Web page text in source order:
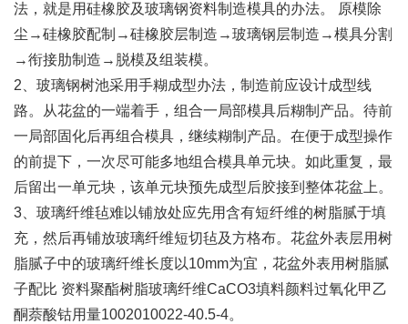
法，就是用硅橡胶及玻璃钢资料制造模具的办法。 原模除
尘→硅橡胶配制→硅橡胶层制造→玻璃钢层制造→模具分割
→衔接肋制造→脱模及组装模。
2、玻璃钢树池采用手糊成型办法，制造前应设计成型线
路。从花盆的一端着手，组合一局部模具后糊制产品。待前
一局部固化后再组合模具，继续糊制产品。在便于成型操作
的前提下，一次尽可能多地组合模具单元块。如此重复，最
后留出一单元块，该单元块预先成型后胶接到整体花盆上。
3、玻璃纤维毡难以铺放处应先用含有短纤维的树脂腻于填
充，然后再铺放玻璃纤维短切毡及方格布。花盆外表层用树
脂腻子中的玻璃纤维长度以10mm为宜，花盆外表用树脂腻
子配比 资料聚酯树脂玻璃纤维CaCO3填料颜料过氧化甲乙
酮萘酸钴用量1002010022-40.5-4。